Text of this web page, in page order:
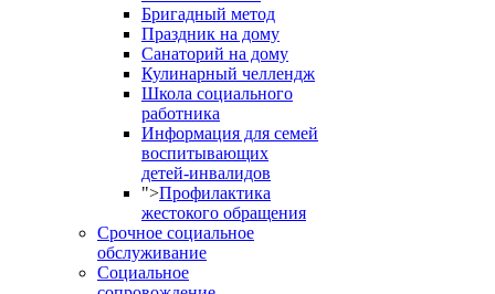
Бригадный метод
Праздник на дому
Санаторий на дому
Кулинарный челлендж
Школа социального
работника
Информация для семей
воспитывающих
детей-инвалидов
">Профилактика
жестокого обращения
Срочное социальное
обслуживание
Социальное